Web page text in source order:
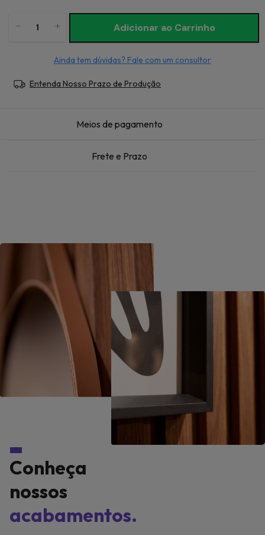
Ainda tem dúvidas? Fale com um consultor
Entenda Nosso Prazo de Produção
Meios de pagamento
Frete e Prazo
Conheça
nossos
acabamentos.